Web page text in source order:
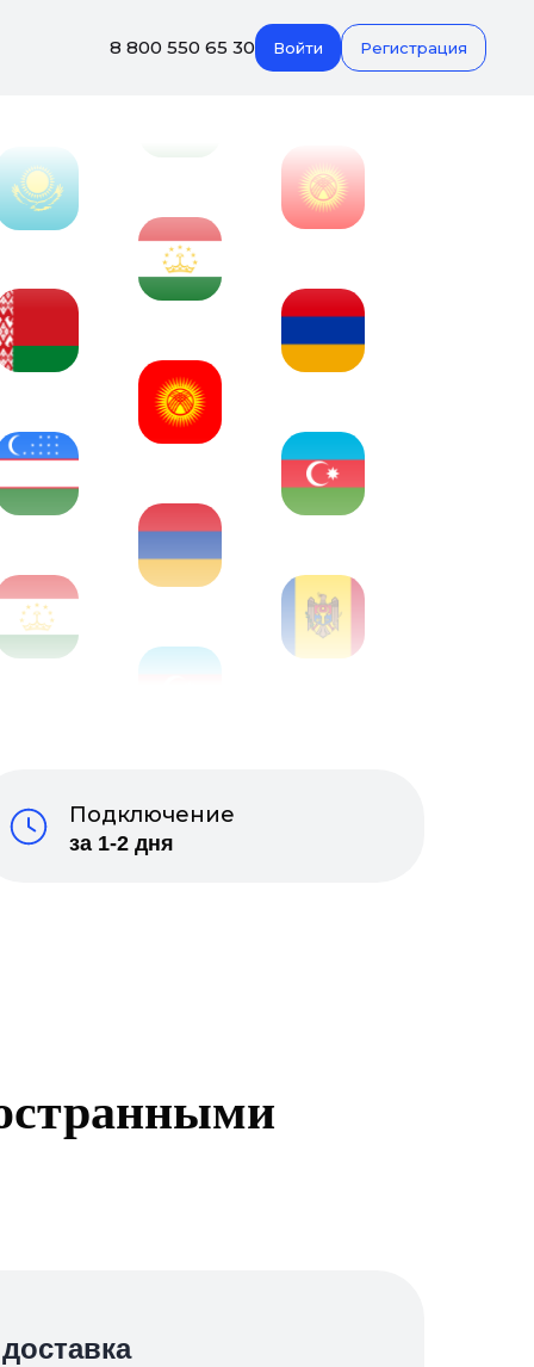
8 800 550 65 30 Войти Регистрация
Подключение
за 1-2 дня